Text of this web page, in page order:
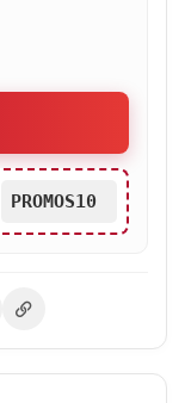
PROMOS10